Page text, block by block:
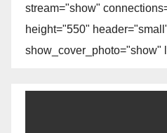
stream="show"
height="550"
show_cover_photo="show"